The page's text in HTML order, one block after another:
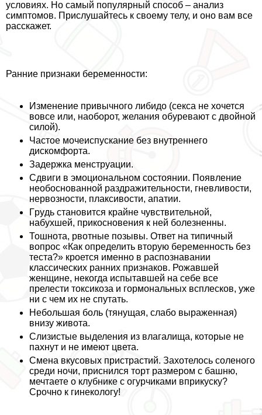
условиях. Но самый популярный способ – анализ
симптомов. Прислушайтесь к своему телу, и оно вам все
расскажет.
Ранние признаки беременности:
Изменение привычного либидо (ceкcа не хочется
вовсе или, наоборот, желания обуревают с двойной
силой).
Частое мочеиспускание без внутреннего
дискомфорта.
Задержка мeнcтpуации.
Сдвиги в эмоциональном состоянии. Появление
необоснованной раздражительности, гневливости,
нервозности, плаксивости, апатии.
Гpyдь становится крайне чувствительной,
набухшей, прикосновения к ней болезненны.
Тошнота, рвотные позывы. Ответ на типичный
вопрос «Как определить вторую беременность без
теста?» кроется именно в распознавании
классических ранних признаков. Рожавшей
женщине, некогда испытавшей на себе все
прелести токсикоза и гормональных всплесков, уже
ни с чем их не спутать.
Небольшая боль (тянущая, слабо выраженная)
внизу живота.
Слизистые выделения из влагалища, которые не
пахнут и не имеют цвета.
Смена вкусовых пристрастий. Захотелось соленого
среди ночи, приснился торт размером с башню,
мечтаете о клубнике с огурчиками вприкуску?
Срочно к гинекологу!